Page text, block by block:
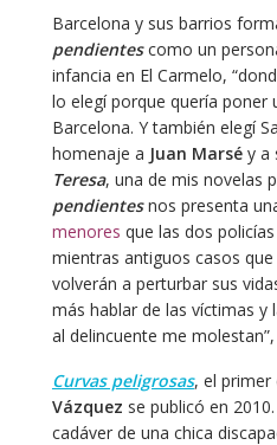
Barcelona y sus barrios
pendientescomo un
infancia en El Carmelo,
lo elegí porque quería poner
Barcelona. Y también elegí
homenaje a Juan Marséy a
Teresa, una de mis novelas
pendientesnos presenta
menores que las dos
mientras antiguos casos
volverán a perturbar sus
más hablar de las víctimas y
al delincuente me
Curvas peligrosas, el primer
Vázquez se publicó en
cadáver de una chica